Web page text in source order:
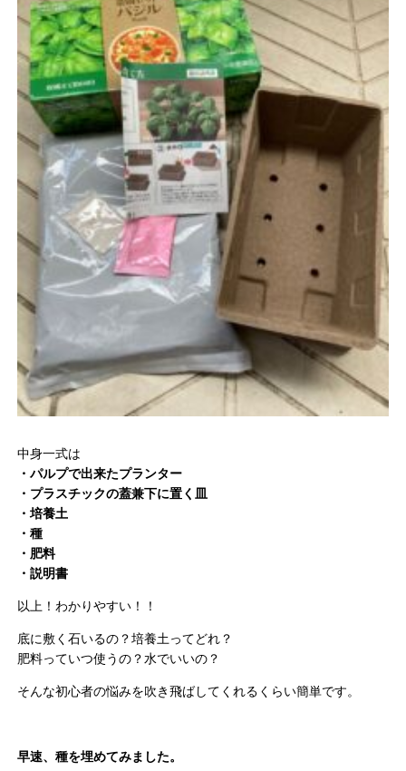
中身一式は
・パルプで出来たプランター
・プラスチックの蓋兼下に置く皿
・培養土
・種
・肥料
・説明書
以上！わかりやすい！！
底に敷く石いるの？培養土ってどれ？
肥料っていつ使うの？水でいいの？
そんな初心者の悩みを吹き飛ばしてくれるくらい簡単です。
早速、種を埋めてみました。